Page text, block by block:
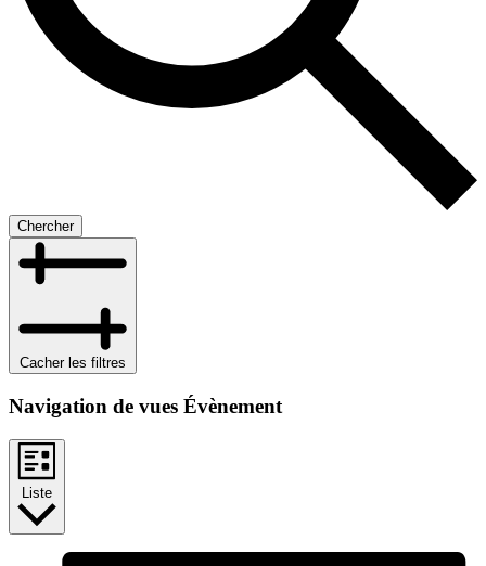
Chercher
Cacher les filtres
Navigation de vues Évènement
Liste